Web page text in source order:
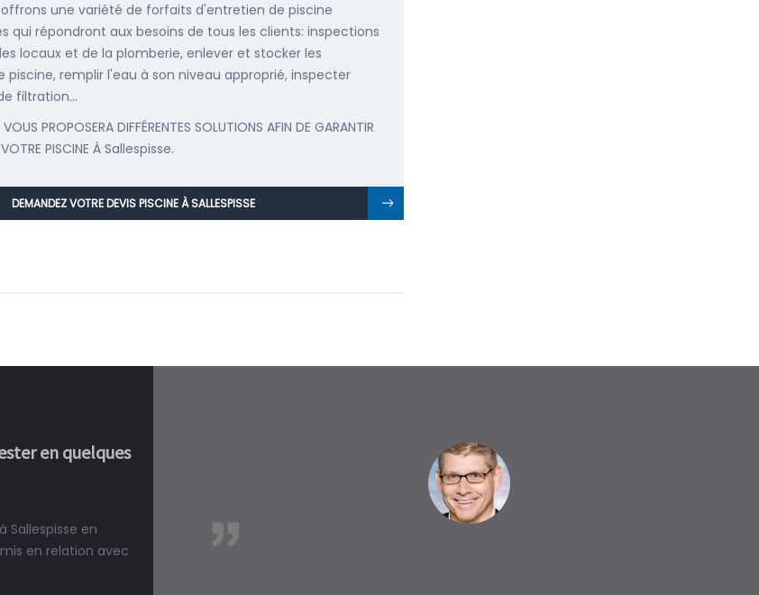
offrons une variété de forfaits d'entretien de piscine
qui répondront aux besoins de tous les clients: inspections
locaux et de la plomberie, enlever et stocker les
piscine, remplir l'eau à son niveau approprié, inspecter
filtration...
PROPOSERA DIFFÉRENTES SOLUTIONS AFIN DE GARANTIR
VOTRE PISCINE À Sallespisse.
DEMANDEZ VOTRE DEVIS PISCINE À SALLESPISSE
en quelques
Sallespisse en
en relation avec
piscine est bien